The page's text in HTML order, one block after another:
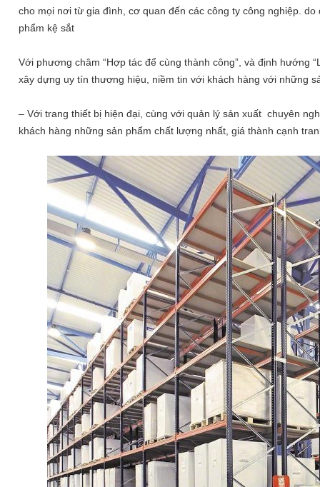
cho mọi nơi từ gia đình, cơ quan đến các công ty công nghiệp.
phẩm kệ sắt
Với phương châm “Hợp tác để cùng thành công”, và định hướng
xây dựng uy tín thương hiệu, niềm tin với khách hàng với những
– Với trang thiết bị hiện đại, cùng với quản lý sản xuất chuyên
khách hàng những sản phẩm chất lượng nhất, giá thành cạnh